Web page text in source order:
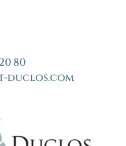
80
duclos.com